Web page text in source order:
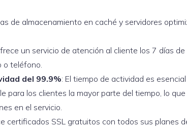
de almacenamiento en caché y servidores
un servicio de atención al cliente los 7 días
o teléfono.
del 99.9%: El tiempo de actividad es
para los clientes la mayor parte del tiempo, lo
en el servicio.
certificados SSL gratuitos con todos sus planes